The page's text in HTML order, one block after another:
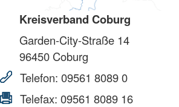
Kreisverband Coburg
Garden-City-Straße 14
96450 Coburg
Telefon: 09561 8089 0
Telefax: 09561 8089 16